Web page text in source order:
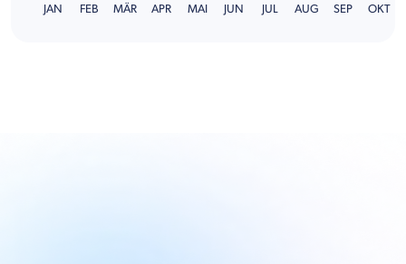
JAN FEB MÄR APR MAI JUN JUL AUG SEP OKT